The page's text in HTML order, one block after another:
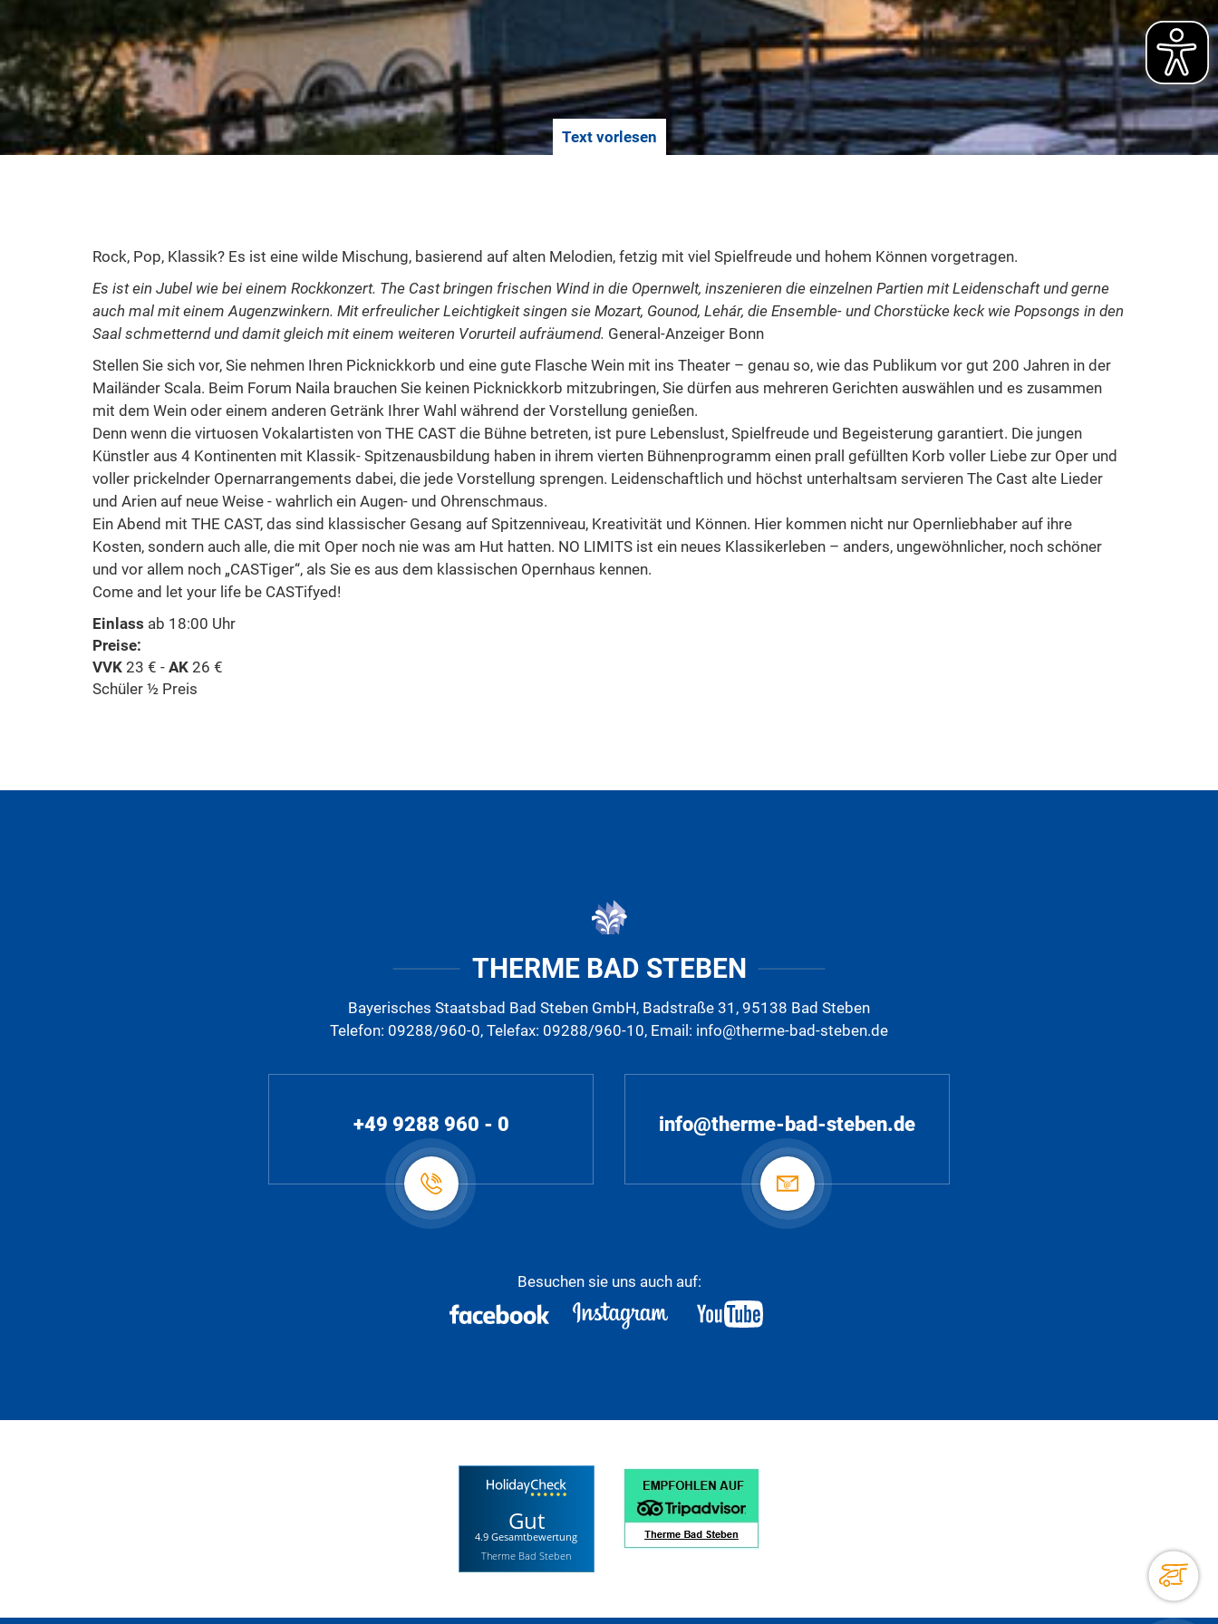
Text vorlesen
Rock, Pop, Klassik? Es ist eine wilde Mischung, basierend auf alten Melodien, fetzig mit viel Spielfreude und hohem Können vorgetragen.
Es ist ein Jubel wie bei einem Rockkonzert. The Cast bringen frischen Wind in die Opernwelt, inszenieren die einzelnen Partien mit Leidenschaft und gerne
auch mal mit einem Augenzwinkern. Mit erfreulicher Leichtigkeit singen sie Mozart, Gounod, Lehár, die Ensemble- und Chorstücke keck wie Popsongs in den
Saal schmetternd und damit gleich mit einem weiteren Vorurteil aufräumend. General-Anzeiger Bonn
Stellen Sie sich vor, Sie nehmen Ihren Picknickkorb und eine gute Flasche Wein mit ins Theater – genau so, wie das Publikum vor gut 200 Jahren in der
Mailänder Scala. Beim Forum Naila brauchen Sie keinen Picknickkorb mitzubringen, Sie dürfen aus mehreren Gerichten auswählen und es zusammen
mit dem Wein oder einem anderen Getränk Ihrer Wahl während der Vorstellung genießen.
Denn wenn die virtuosen Vokalartisten von THE CAST die Bühne betreten, ist pure Lebenslust, Spielfreude und Begeisterung garantiert. Die jungen
Künstler aus 4 Kontinenten mit Klassik- Spitzenausbildung haben in ihrem vierten Bühnenprogramm einen prall gefüllten Korb voller Liebe zur Oper und
voller prickelnder Opernarrangements dabei, die jede Vorstellung sprengen. Leidenschaftlich und höchst unterhaltsam servieren The Cast alte Lieder
und Arien auf neue Weise - wahrlich ein Augen- und Ohrenschmaus.
Ein Abend mit THE CAST, das sind klassischer Gesang auf Spitzenniveau, Kreativität und Können. Hier kommen nicht nur Opernliebhaber auf ihre
Kosten, sondern auch alle, die mit Oper noch nie was am Hut hatten. NO LIMITS ist ein neues Klassikerleben – anders, ungewöhnlicher, noch schöner
und vor allem noch „CASTiger“, als Sie es aus dem klassischen Opernhaus kennen.
Come and let your life be CASTifyed!
Einlass ab 18:00 Uhr
Preise:
VVK 23 € - AK 26 €
Schüler ½ Preis
THERME BAD STEBEN
Bayerisches Staatsbad Bad Steben GmbH, Badstraße 31, 95138 Bad Steben
Telefon: 09288/960-0, Telefax: 09288/960-10, Email: info@therme-bad-steben.de
+49 9288 960 - 0 info@therme-bad-steben.de
Besuchen sie uns auch auf:
Gut
4.9 Gesamtbewertung
Therme Bad Steben